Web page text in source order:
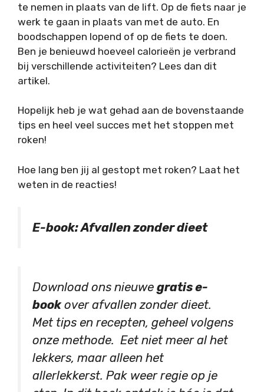
te nemen in plaats van de lift. Op de fiets naar je
werk te gaan in plaats van met de auto. En
boodschappen lopend of op de fiets te doen.
Ben je benieuwd hoeveel calorieën je verbrand
bij verschillende activiteiten? Lees dan dit
artikel.
Hopelijk heb je wat gehad aan de bovenstaande
tips en heel veel succes met het stoppen met
roken!
Hoe lang ben jij al gestopt met roken? Laat het
weten in de reacties!
E-book: Afvallen zonder dieet
Download ons nieuwe gratis e-
bookover afvallen zonder dieet.
Met tips en recepten, geheel volgens
onze methode. Eet niet meer al het
lekkers, maar alleen het
allerlekkerst. Pak weer regie op je